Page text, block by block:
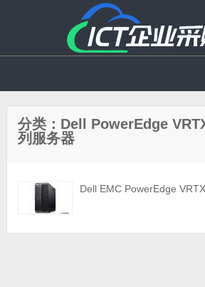
分类：Dell PowerEdge
列服务器
Dell EMC PowerEdge